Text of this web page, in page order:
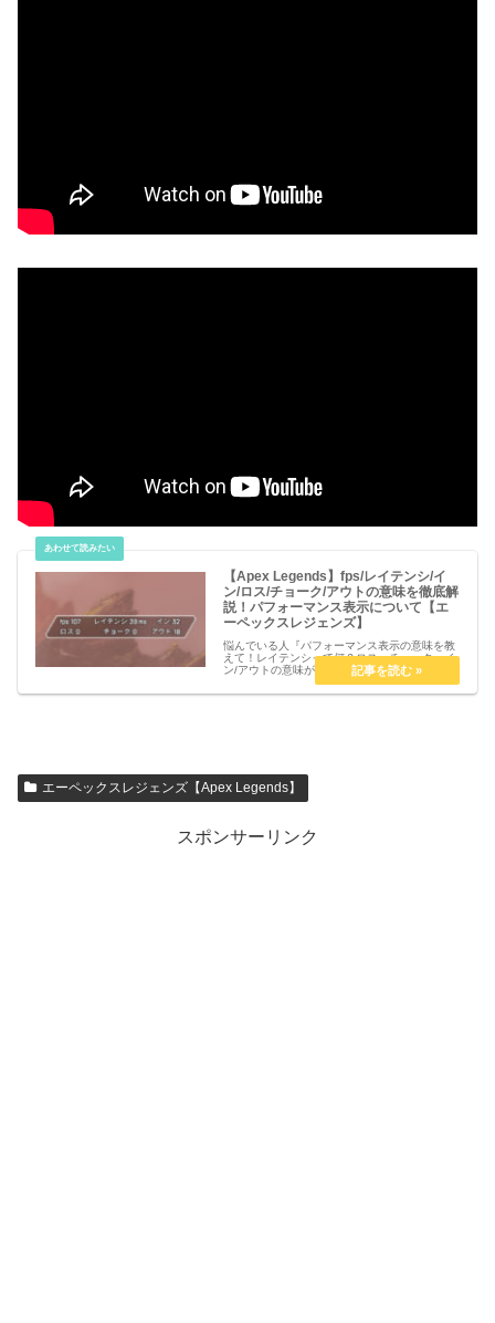
【Apex Legends】fps/レイテンシ/イ
ン/ロス/チョーク/アウトの意味を徹底解
説！パフォーマンス表示について【エ
ーペックスレジェンズ】
悩んでいる人『パフォーマンス表示の意味を教
えて！レイテンシって何？ロス、チョーク、イ
ン/アウトの意味が知りたい！』こういった疑問
を解決します。【Apex Legends】fps/レイテ
ンシ/イン/ロス/チョーク/アウトの意味を徹底解
エーペックスレジェンズ【Apex Legends】
スポンサーリンク